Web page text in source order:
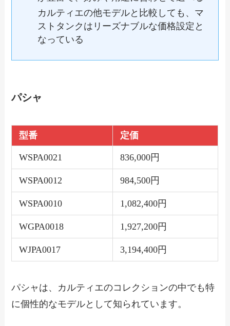
カルティエの他モデルと比較しても、マ
ストタンクはリーズナブルな価格設定と
なっている
パシャ
型番 定価
WSPA0021 836,000円
WSPA0012 984,500円
WSPA0010 1,082,400円
WGPA0018 1,927,200円
WJPA0017 3,194,400円
パシャは、カルティエのコレクションの中でも特
に個性的なモデルとして知られています。